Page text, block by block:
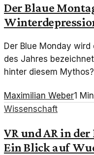
Der Blaue
Der Blue Monday
des Jahres
hinter diesem
Zusammenhänge von
Psychologie.
Maximilian Weber1
Wissenschaft
VR und AR in
Ein Blick auf